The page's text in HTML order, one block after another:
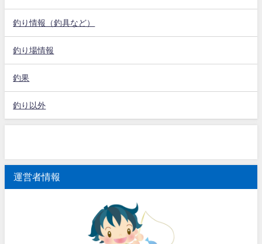
釣り情報（釣具など）
釣り場情報
釣果
釣り以外
運営者情報